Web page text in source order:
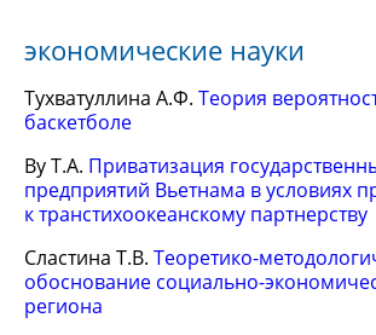
экономические науки
Тухватуллина А.Ф. Теория
баскетболе
Ву Т.А. Приватизация
предприятий Вьетнама в условиях
к транстихоокеанскому партнерству
Сластина Т.В. Теоретико-
обоснование социально-
региона